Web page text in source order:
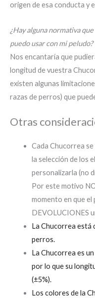
origen de esa conducta y
¿Hay alguna normativa
puedo usar con mi peludo?
Nos encantaría que
longitud de vuestra
existen algunas
razas de perros) que
Otras
Cada Chucorrea
la selección de los
personalizarla (no
Por este motivo
momento en que
DEVOLUCIONES
La Chucorrea está
perros.
La Chucorrea es
por lo que su
(±5%).
Los colores de la